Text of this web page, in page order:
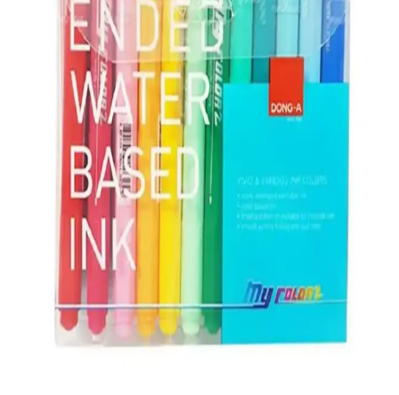
Serve Deep'in iki popüler kalem modeli olan palmiye desenli
mekanik kalem ve metalik rose kaleminin özellikleri, kullanıcı
yorumları ve kullanım avantajları detaylı şekilde inceleniyor.
Sakashi Isı ve Buhar ile Uçan Çizgi Kalemi Yedek
Uç 20 Adet Ürün İncelemesi ve Kullanım Rehberi
Sakashi'nin 20 adet yedek uçlu ısı ve buhar ile uçan çizgi kalemi,
kumaş üzerinde geçici işaretleme sağlar, renk seçenekleri ve kolay
kullanım avantajlarıyla tasarım ve tamiratlarda tercih edilir.
2025'te Stabilo BOSS 70/46 Siyah Fosforlu Kalem
ile Yaratıcılığınızı Zirveye Taş
2025'in en dayanıklı ve canlı siyah fosforlu kalemi Stabilo BOSS
70/46 ile tanışın. Hemen keşfedin ve farkı yaşayın!
2025'te Yazma Keyfinizi Zirveye Taşıyacak Rotring
Tikky Versatil 0,7 mm